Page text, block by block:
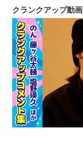
クランクアップ動画